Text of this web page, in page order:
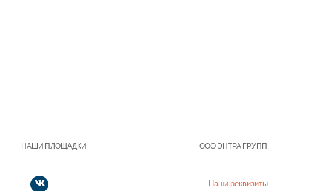
НАШИ ПЛОЩАДКИ ООО ЭНТРА ГРУПП
Наши реквизиты